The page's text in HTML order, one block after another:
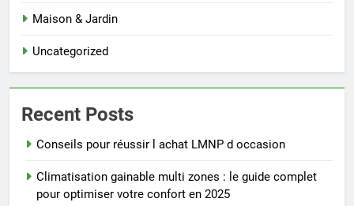
Maison & Jardin
Uncategorized
Recent Posts
Conseils pour réussir l achat LMNP d occasion
Climatisation gainable multi zones : le guide complet
pour optimiser votre confort en 2025